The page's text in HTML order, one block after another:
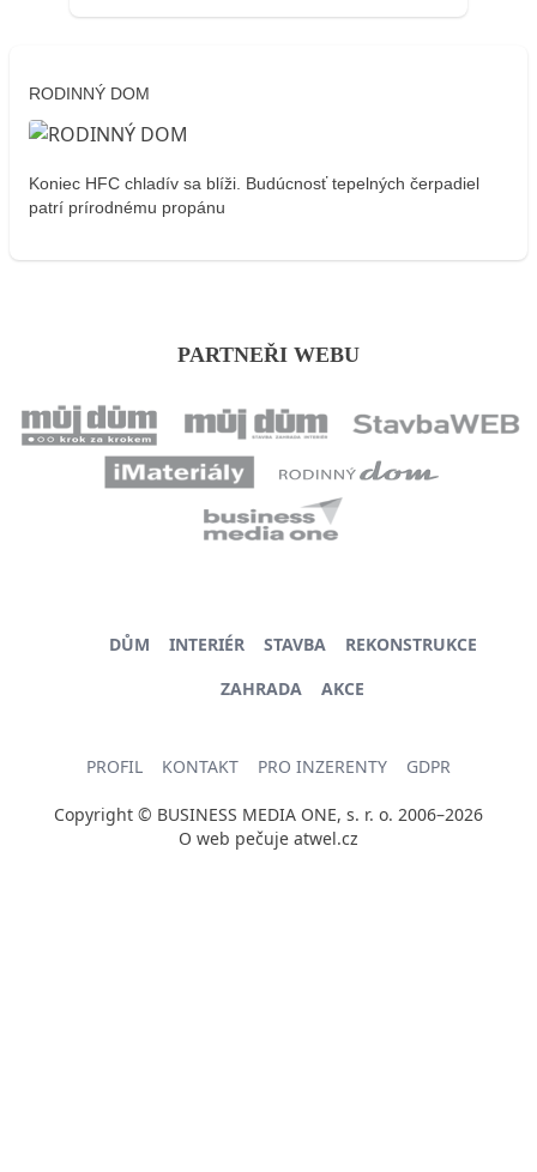
RODINNÝ DOM
Koniec HFC chladív sa blíži. Budúcnosť tepelných čerpadiel
patrí prírodnému propánu
PARTNEŘI WEBU
DŮM INTERIÉR STAVBA
REKONSTRUKCE
ZAHRADA
AKCE
PROFIL KONTAKT PRO INZERENTY GDPR
Copyright © BUSINESS MEDIA ONE, s. r. o. 2006–2026